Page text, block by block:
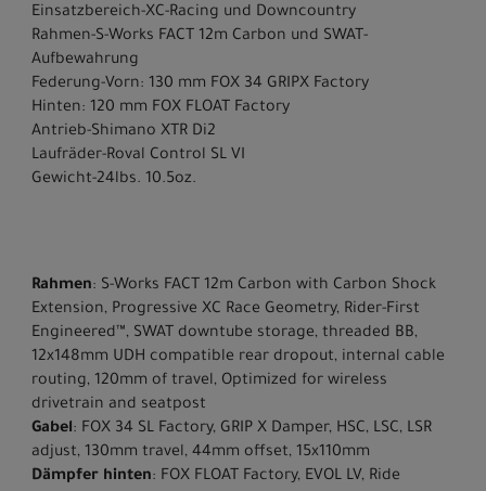
Einsatzbereich-XC-Racing und Downcountry
Rahmen-S-Works FACT 12m Carbon und SWAT-
Aufbewahrung
Federung-Vorn: 130 mm FOX 34 GRIPX Factory
Hinten: 120 mm FOX FLOAT Factory
Antrieb-Shimano XTR Di2
Laufräder-Roval Control SL VI
Gewicht-24lbs. 10.5oz.
Rahmen: S-Works FACT 12m Carbon with Carbon Shock
Extension, Progressive XC Race Geometry, Rider-First
Engineered™, SWAT downtube storage, threaded BB,
12x148mm UDH compatible rear dropout, internal cable
routing, 120mm of travel, Optimized for wireless
drivetrain and seatpost
Gabel: FOX 34 SL Factory, GRIP X Damper, HSC, LSC, LSR
adjust, 130mm travel, 44mm offset, 15x110mm
Dämpfer hinten: FOX FLOAT Factory, EVOL LV, Ride